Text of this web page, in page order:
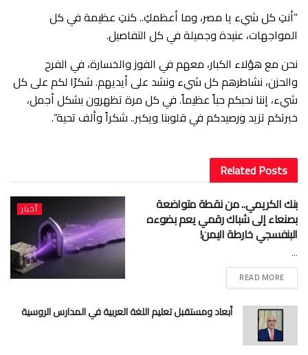
​”أنتِ كل شيء يا مصر، وما أعظمكِ.. كنتِ عظيمة في كل
المواجهات، عنيدة وجميلة في كل التفاصيل.
​نحن مع هؤلاء الكبار، معهم في الفوز والخسارة، في الفرح
والحزن، نشاطرهم كل شيء ونشد على أيديهم. شكرًا لكم على كل
شيء، إننا نحبكم حباً عظيماً. في كل مرة تظهرون بشكل أجمل،
خبرتكم تزيد ورصيدكم في قلوبنا ويكبر.. شكراً وألف تحية”.
RelatedPosts
أخبار بنك الكريمي.. من نقطة متواضعة
بصنعاء إلى شباك رقمي يعم بضوءه
البنفسجي خارطة اليمن!
...
READ MORE
أبعاد ومستقبل تعليم اللغة العربية في المدارس الروسية